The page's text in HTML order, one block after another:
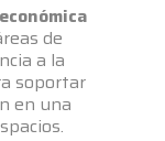
de
a la
soportar
en una